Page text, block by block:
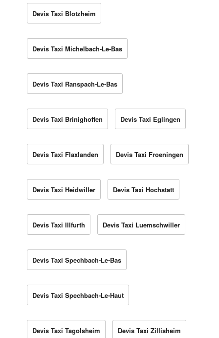
Devis Taxi Blotzheim
Devis Taxi Michelbach-Le-Bas
Devis Taxi Ranspach-Le-Bas
Devis Taxi Brinighoffen Devis Taxi Eglingen
Devis Taxi Flaxlanden Devis Taxi Froeningen
Devis Taxi Heidwiller Devis Taxi Hochstatt
Devis Taxi Illfurth Devis Taxi Luemschwiller
Devis Taxi Spechbach-Le-Bas
Devis Taxi Spechbach-Le-Haut
Devis Taxi Tagolsheim Devis Taxi Zillisheim